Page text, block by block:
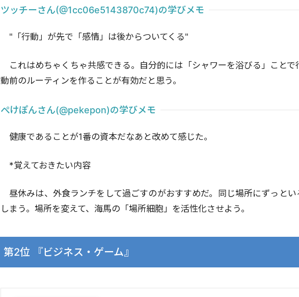
ツッチーさん(@1cc06e5143870c74)の学びメモ
"「行動」が先で「感情」は後からついてくる"
これはめちゃくちゃ共感できる。自分的には「シャワーを浴びる」こと
動前のルーティンを作ることが有効だと思う。
ぺけぽんさん(@pekepon)の学びメモ
健康であることが1番の資本だなあと改めて感じた。
*覚えておきたい内容
昼休みは、外食ランチをして過ごすのがおすすめだ。同じ場所にずっと
しまう。場所を変えて、海馬の「場所細胞」を活性化させよう。
第2位 『ビジネス・ゲーム』